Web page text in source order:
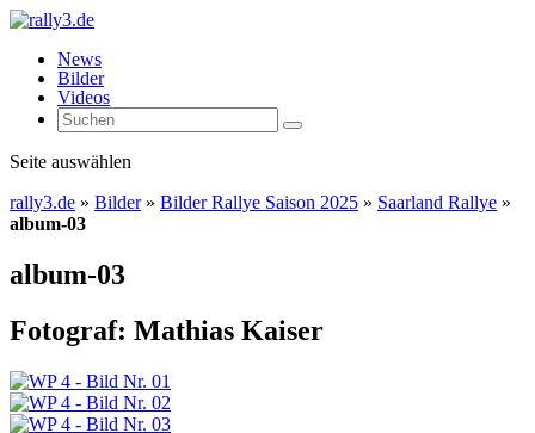
News
Bilder
Videos
Seite auswählen
rally3.de » Bilder» Bilder Rallye Saison 2025 » Saarland Rallye »
album-03
album-03
Fotograf: Mathias Kaiser